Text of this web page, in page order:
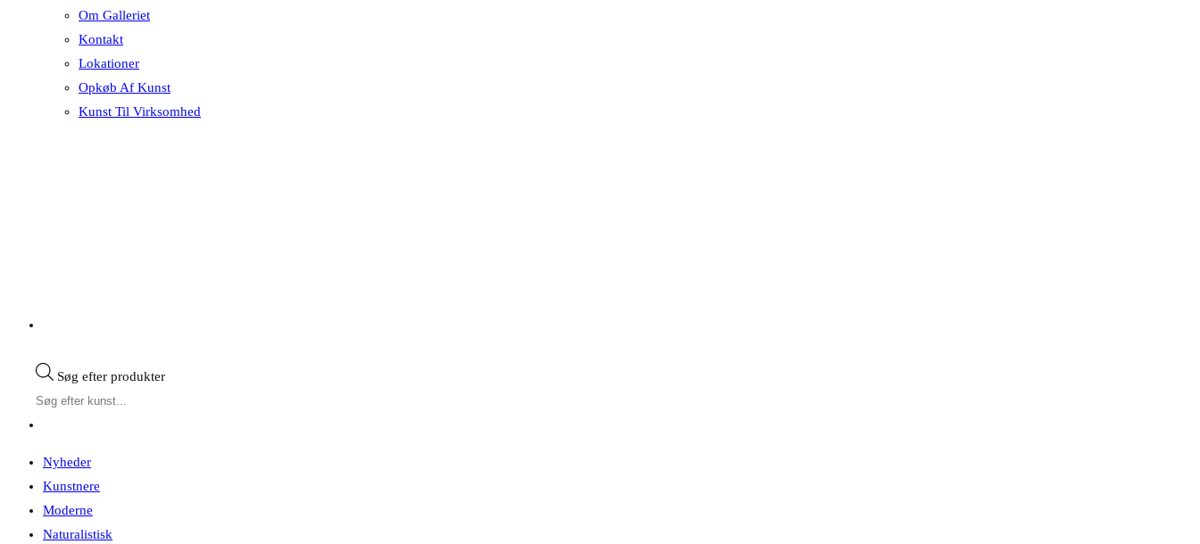
Om Galleriet
Kontakt
Lokationer
Opkøb Af Kunst
Kunst Til Virksomhed
Søg efter produkter
Nyheder
Kunstnere
Moderne
Naturalistisk